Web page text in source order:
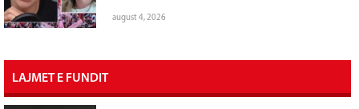
august 4, 2026
LAJMET E FUNDIT